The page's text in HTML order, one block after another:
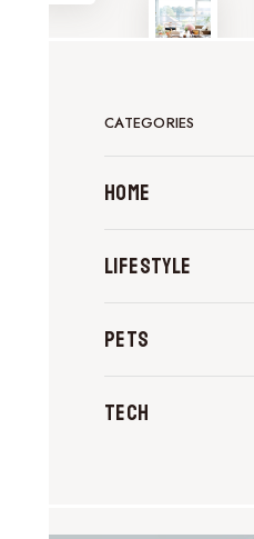
CATEGORIES
Home
Lifestyle
Pets
Tech